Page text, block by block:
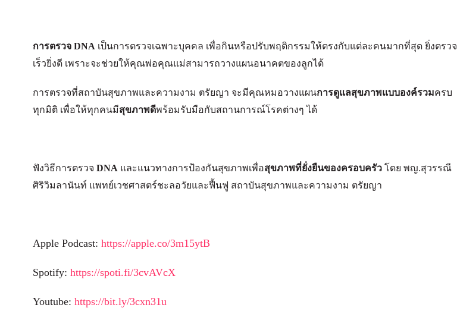
การตรวจ DNA เป็นการตรวจเฉพาะบุคคล เพื่อกินหรือปรับพฤติกรรมให้ตรงกับแต่ละคนมากที่สุด ยิ่งตรวจ
เร็วยิ่งดี เพราะจะช่วยให้คุณพ่อคุณแม่สามารถวางแผนอนาคตของลูกได้
การตรวจที่สถาบันสุขภาพและความงาม ตรัยญา จะมีคุณหมอวางแผนการดูแลสุขภาพแบบองค์รวมครบ
ทุกมิติ เพื่อให้ทุกคนมีสุขภาพดีพร้อมรับมือกับสถานการณ์โรคต่างๆ ได้
ฟังวิธีการตรวจ DNA และแนวทางการป้องกันสุขภาพเพื่อสุขภาพที่ยั่งยืนของครอบครัว โดย พญ.สุวรรณี
ศิริวิมลานันท์ แพทย์เวชศาสตร์ชะลอวัยและฟื้นฟู สถาบันสุขภาพและความงาม ตรัยญา
Apple Podcast: https://apple.co/3m15ytB
Spotify: https://spoti.fi/3cvAVcX
Youtube: https://bit.ly/3cxn31u